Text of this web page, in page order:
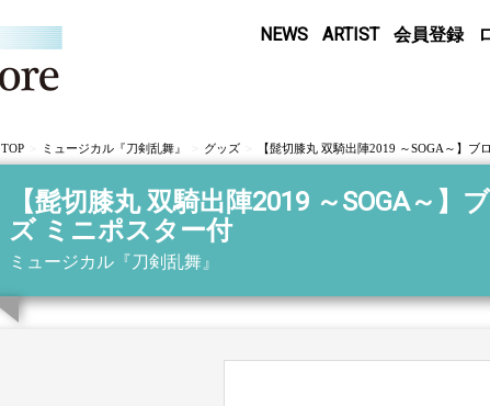
NEWS ARTIST 会員登録
TOP ミュージカル『刀剣乱舞』 グッズ 【髭切膝丸 双騎出陣2019 ～SOGA～】
【髭切膝丸 双騎出陣2019 ～SOGA～
ズ ミニポスター付
ミュージカル『刀剣乱舞』